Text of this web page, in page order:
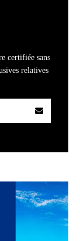
certifiée sans
relatives